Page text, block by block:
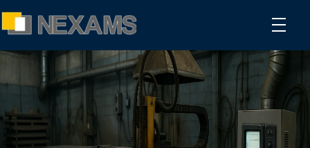
NEXAMS
Manufacturing Solutions